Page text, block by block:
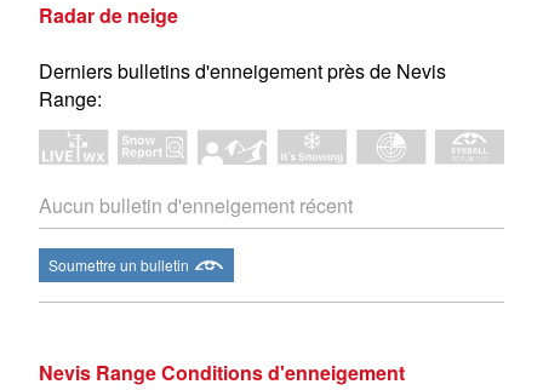
Radar de neige
Derniers bulletins d'enneigement près de Nevis
Range:
Aucun bulletin d'enneigement récent
Soumettre un bulletin
Nevis Range Conditions d'enneigement